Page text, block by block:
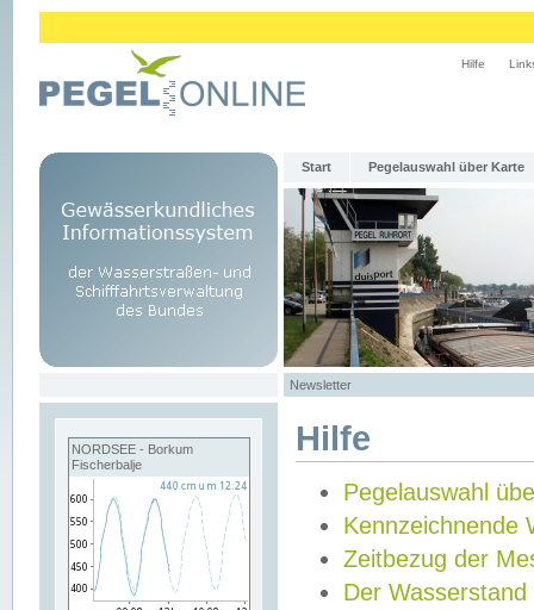
Hilfe
Start Pegelauswahl über Karte
Newsletter
NORDSEE - Borkum
Fischerbalje
Hilfe
Pegelauswahl
Kennzeichnende
Zeitbezug der
Der Wasserstand